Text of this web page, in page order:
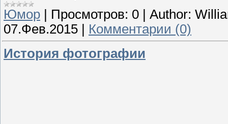
Юмор
Просмотров: 0 Author:
07.Фев.2015
Комментарии (0)
История фотографии